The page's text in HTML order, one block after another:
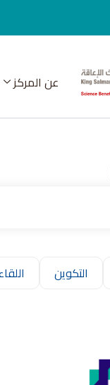
عن المركز
التكوين